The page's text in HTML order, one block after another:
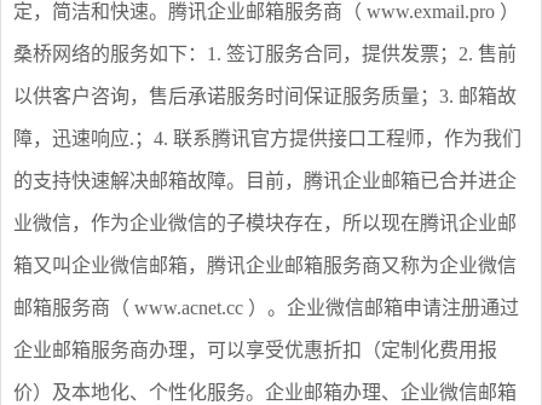
定，简洁和快速。腾讯企业邮箱服务商（ www.exmail.pro ）
桑桥网络的服务如下：1. 签订服务合同，提供发票；2. 售前
以供客户咨询，售后承诺服务时间保证服务质量；3. 邮箱故
障，迅速响应.；4. 联系腾讯官方提供接口工程师，作为我们
的支持快速解决邮箱故障。目前，腾讯企业邮箱已合并进企
业微信，作为企业微信的子模块存在，所以现在腾讯企业邮
箱又叫企业微信邮箱，腾讯企业邮箱服务商又称为企业微信
邮箱服务商（ www.acnet.cc ）。企业微信邮箱申请注册通过
企业邮箱服务商办理，可以享受优惠折扣（定制化费用报
价）及本地化、个性化服务。企业邮箱办理、企业微信邮箱